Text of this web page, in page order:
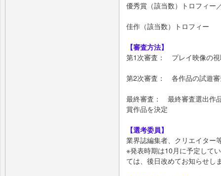
優秀賞（該当数）トロフィー
佳作（該当数）トロフィー
【審査方法】
第1次審査： プレイ映像の視
第2次審査： 各作品の試遊審
最終審査： 最終審査選出作
賞作品を決定
【選考委員】
業界誌編集者、クリエイター
※発表時期は10月に予定して
ては、後日改めてお知らせし